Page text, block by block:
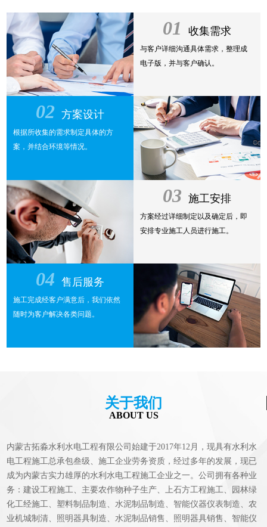
01 收集需求
与客户详细沟通具体需求，整理成
电子版，并与客户确认。
02 方案设计
根据所收集的需求制定具体的方
案，并结合环境等情况。
03 施工安排
方案经过详细制定以及确定后，即
安排专业施工人员进行施工。
04 售后服务
施工完成经客户满意后，我们依然
随时为客户解决各类问题。
关于我们
ABOUT US
内蒙古拓淼水利水电工程有限公司始建于2017年12月，现具有水利水
电工程施工总承包叁级、施工企业劳务资质，经过多年的发展，现已
成为内蒙古实力雄厚的水利水电工程施工企业之一。公司拥有各种业
务：建设工程施工、主要农作物种子生产、上石方工程施工、园林绿
化工经施工、塑料制品制造、水泥制品制造、智能仪器仪表制造、农
业机城制清、照明器具制造、水泥制品销售、照明器具销售、智能仪